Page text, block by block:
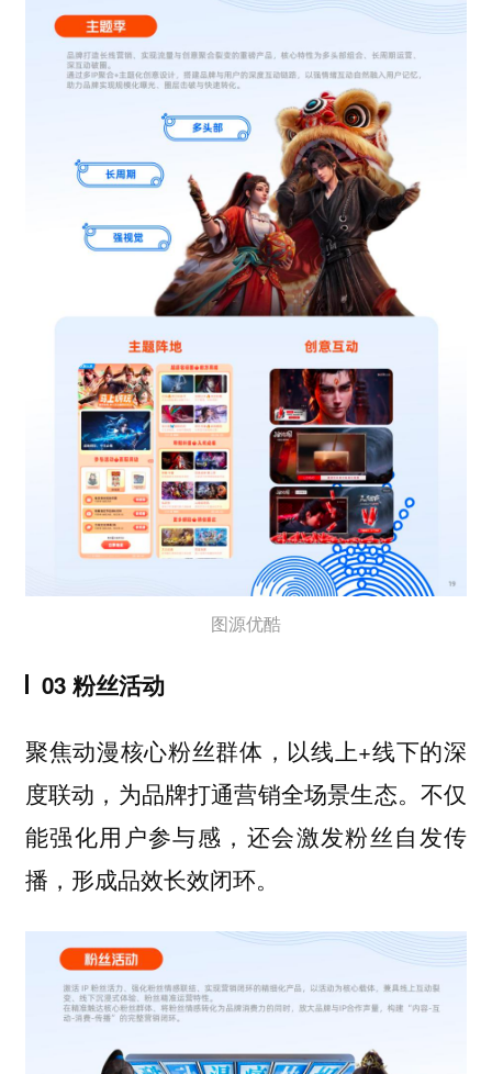
图源优酷
03 粉丝活动
聚焦动漫核心粉丝群体，以线上+线下的深
度联动，为品牌打通营销全场景生态。不仅
能强化用户参与感，还会激发粉丝自发传
播，形成品效长效闭环。